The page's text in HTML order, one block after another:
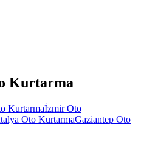
Kurtarma
KurtarmaİzmirOto
Oto KurtarmaGaziantep Oto